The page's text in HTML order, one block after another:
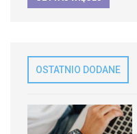
OSTATNIO DODANE